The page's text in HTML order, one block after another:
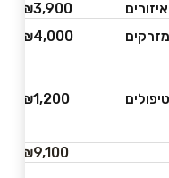
₪3,900
₪4,000
₪1,200
₪9,100